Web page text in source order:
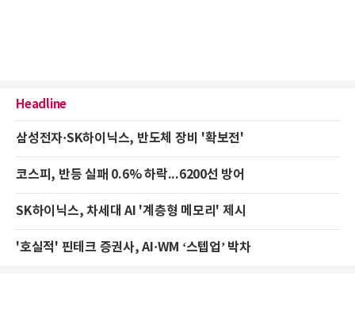
Headline
삼성전자·SK하이닉스, 반도체 장비 '확보전'
코스피, 반등 실패 0.6% 하락...6200선 방어
SK하이닉스, 차세대 AI '계층형 메모리' 제시
'호실적' 핀테크 증권사, AI·WM ‘스텝업’ 박차